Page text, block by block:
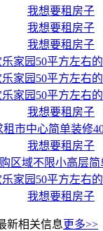
我想要租房子
我想要租房子
我想要租房子
家园50平方左右
家园50平方左右
家园50平方左右
我想要租房子
租市中心简单装修
我想要租房子
区域不限小高层简
家园50平方左右
我想要租房子
新相关信息更多>>